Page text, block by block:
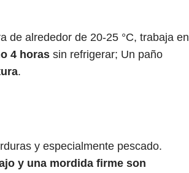
de alrededor de 20-25 °C, trabaja en
4 horas sin refrigerar; Un paño
.
y especialmente pescado.
y una mordida firme son